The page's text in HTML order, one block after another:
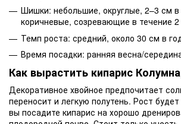
Шишки: небольшие, округлые, 2–3 см
коричневые, созревающие в течение 2
Темп роста: средний, около 30 см в
Время посадки: ранняя весна/
Как вырастить кипарис
Декоративное хвойное предпочитает
переносит и легкую полутень. Рост
вы посадите кипарис на хорошо